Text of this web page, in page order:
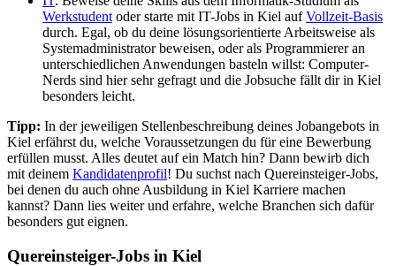
Werkstudent oder starte mit IT-Jobs in Kiel aufVollzeit-Basis
durch. Egal, ob du deine lösungsorientierte Arbeitsweise als
Systemadministrator beweisen, oder als Programmierer an
unterschiedlichen Anwendungen basteln willst: Computer-
Nerds sind hier sehr gefragt und die Jobsuche fällt dir in Kiel
besonders leicht.
Tipp: In der jeweiligen Stellenbeschreibung deines Jobangebots in
Kiel erfährst du, welche Voraussetzungen du für eine Bewerbung
erfüllen musst. Alles deutet auf ein Match hin? Dann bewirb dich
mit deinem Kandidatenprofil! Du suchst nach Quereinsteiger-Jobs,
bei denen du auch ohne Ausbildung in Kiel Karriere machen
kannst? Dann lies weiter und erfahre, welche Branchen sich dafür
besonders gut eignen.
Quereinsteiger-Jobs in Kiel